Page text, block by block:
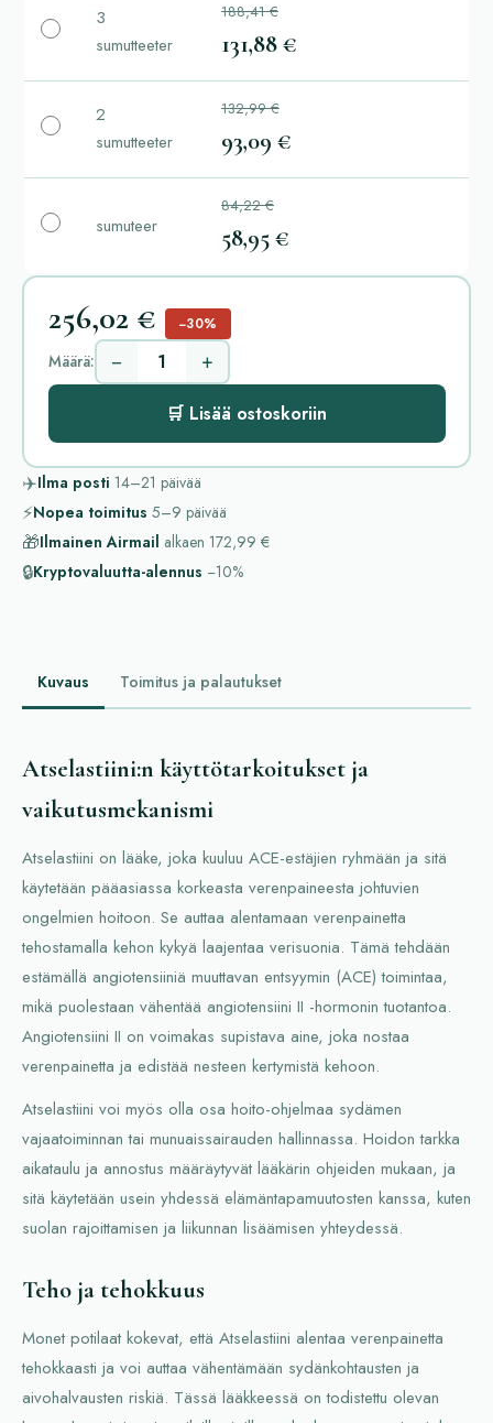
3
sumutteeter
188,41 €
131,88 €
2
sumutteeter
132,99 €
93,09 €
sumuteer
84,22 €
58,95 €
256,02 € −30%
Määrä: − +
🛒 Lisää ostoskoriin
✈️Ilma posti 14–21 päivää
⚡Nopea toimitus 5–9 päivää
🎁Ilmainen Airmail alkaen 172,99 €
🔒Kryptovaluutta-alennus −10%
Kuvaus Toimitus ja palautukset
Atselastiini:n käyttötarkoitukset ja
vaikutusmekanismi
Atselastiini on lääke, joka kuuluu ACE-estäjien ryhmään ja sitä
käytetään pääasiassa korkeasta verenpaineesta johtuvien
ongelmien hoitoon. Se auttaa alentamaan verenpainetta
tehostamalla kehon kykyä laajentaa verisuonia. Tämä tehdään
estämällä angiotensiiniä muuttavan entsyymin (ACE) toimintaa,
mikä puolestaan vähentää angiotensiini II -hormonin tuotantoa.
Angiotensiini II on voimakas supistava aine, joka nostaa
verenpainetta ja edistää nesteen kertymistä kehoon.
Atselastiini voi myös olla osa hoito-ohjelmaa sydämen
vajaatoiminnan tai munuaissairauden hallinnassa. Hoidon tarkka
aikataulu ja annostus määräytyvät lääkärin ohjeiden mukaan, ja
sitä käytetään usein yhdessä elämäntapamuutosten kanssa, kuten
suolan rajoittamisen ja liikunnan lisäämisen yhteydessä.
Teho ja tehokkuus
Monet potilaat kokevat, että Atselastiini alentaa verenpainetta
tehokkaasti ja voi auttaa vähentämään sydänkohtausten ja
aivohalvausten riskiä. Tässä lääkkeessä on todistettu olevan